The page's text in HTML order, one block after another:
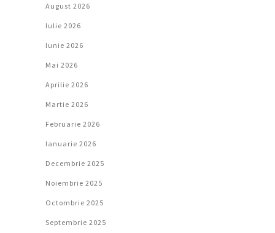
August 2026
Iulie 2026
Iunie 2026
Mai 2026
Aprilie 2026
Martie 2026
Februarie 2026
Ianuarie 2026
Decembrie 2025
Noiembrie 2025
Octombrie 2025
Septembrie 2025